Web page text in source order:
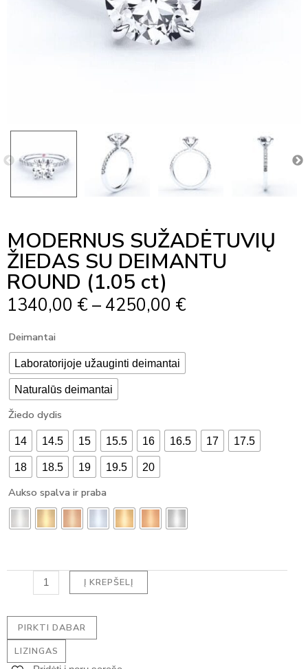
MODERNUS SUŽADĖTUVIŲ
ŽIEDAS SU DEIMANTU
ROUND (1.05 ct)
1340,00 € – 4250,00 €
Deimantai
Laboratorijoje užauginti deimantai
Naturalūs deimantai
Žiedo dydis
14 14.5 15 15.5 16 16.5 17 17.5
18 18.5 19 19.5 20
Aukso spalva ir praba
produkto
MODERNUS
SUŽADĖTUVIŲ
ŽIEDAS
SU
DEIMANTU
ROUND
(1.05
ct)
Į KREPŠELĮ
PIRKTI DABAR
LIZINGAS